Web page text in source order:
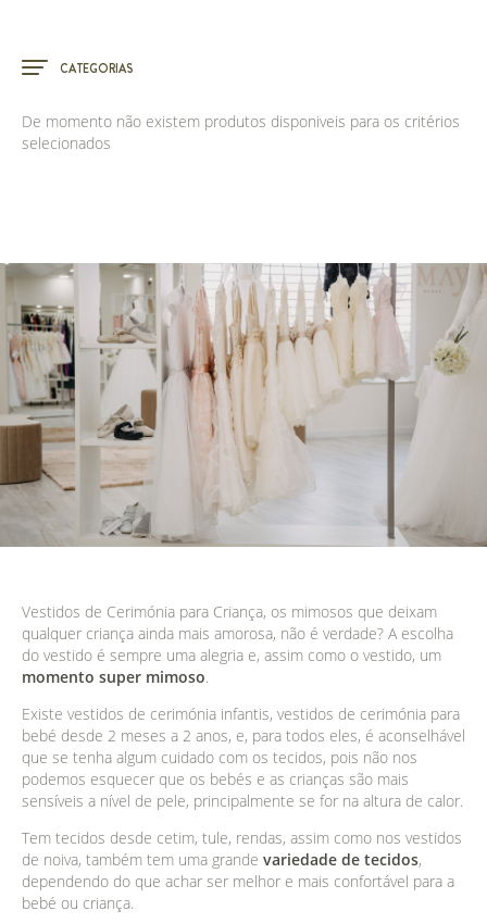
CATEGORIAS
De momento não existem produtos disponiveis para os critérios
selecionados
Vestidos de Cerimónia para Criança, os mimosos que deixam
qualquer criança ainda mais amorosa, não é verdade? A escolha
do vestido é sempre uma alegria e, assim como o vestido, um
momento super mimoso.
Existe vestidos de cerimónia infantis, vestidos de cerimónia para
bebé desde 2 meses a 2 anos, e, para todos eles, é aconselhável
que se tenha algum cuidado com os tecidos, pois não nos
podemos esquecer que os bebés e as crianças são mais
sensíveis a nível de pele, principalmente se for na altura de calor.
Tem tecidos desde cetim, tule, rendas, assim como nos vestidos
de noiva, também tem uma grande variedade de tecidos,
dependendo do que achar ser melhor e mais confortável para a
bebé ou criança.